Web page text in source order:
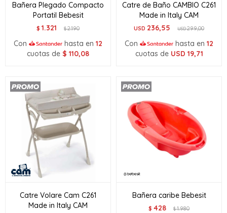
Bañera Plegado Compacto
Portatil Bebesit
$ 1.321 $2.190
Con hasta en 12
cuotas de $ 110,08
Catre de Baño CAMBIO C261
Made in Italy CAM
USD 236,55 USD299,00
Con hasta en 12
cuotas de USD 19,71
Catre Volare Cam C261
Made in Italy CAM
Bañera caribe Bebesit
$ 428 $1.980